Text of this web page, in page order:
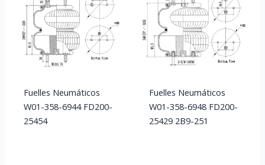
Fuelles Neumáticos
W01-358-6944 FD200-
25454
Fuelles Neumáticos
W01-358-6948 FD200-
25429 2B9-251